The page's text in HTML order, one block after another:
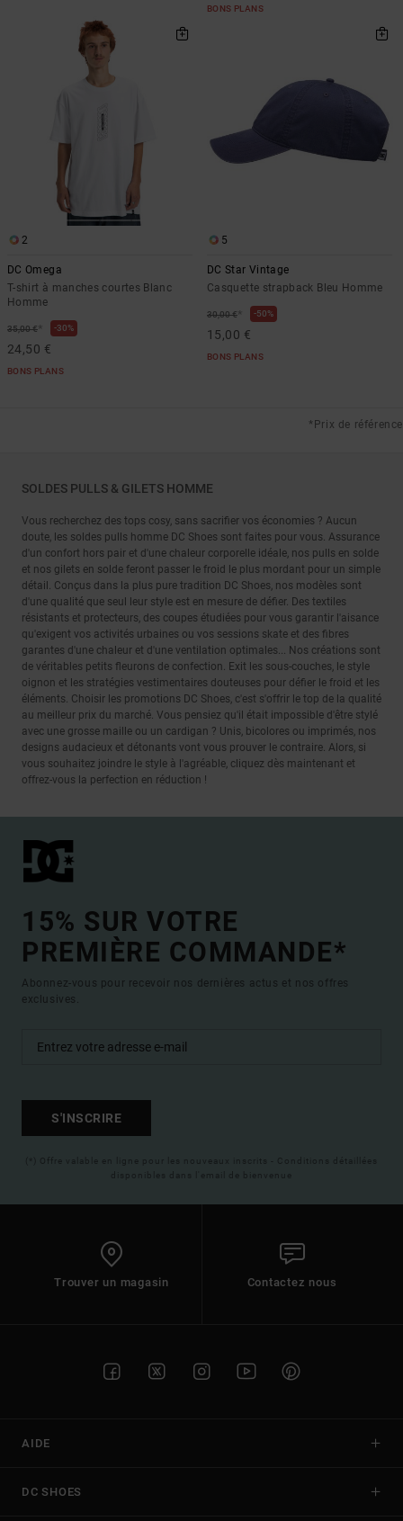
BONS PLANS
2
DC Omega
T-shirt à manches courtes Blanc
Homme
35,00 €* 30%
24,50 €
BONS PLANS
5
DC Star Vintage
Casquette strapback Bleu Homme
30,00 €* 50%
15,00 €
BONS PLANS
*Prix de référence
SOLDES PULLS & GILETS HOMME
Vous recherchez des tops cosy, sans sacrifier vos économies ? Aucun
doute, les soldes pulls homme DC Shoes sont faites pour vous. Assurance
d'un confort hors pair et d'une chaleur corporelle idéale, nos pulls en solde
et nos gilets en solde feront passer le froid le plus mordant pour un simple
détail. Conçus dans la plus pure tradition DC Shoes, nos modèles sont
d'une qualité que seul leur style est en mesure de défier. Des textiles
résistants et protecteurs, des coupes étudiées pour vous garantir l'aisance
qu'exigent vos activités urbaines ou vos sessions skate et des fibres
garantes d'une chaleur et d'une ventilation optimales... Nos créations sont
de véritables petits fleurons de confection. Exit les sous-couches, le style
oignon et les stratégies vestimentaires douteuses pour défier le froid et les
éléments. Choisir les promotions DC Shoes, c'est s'offrir le top de la qualité
au meilleur prix du marché. Vous pensiez qu'il était impossible d'être stylé
avec une grosse maille ou un cardigan ? Unis, bicolores ou imprimés, nos
designs audacieux et détonants vont vous prouver le contraire. Alors, si
vous souhaitez joindre le style à l'agréable, cliquez dès maintenant et
offrez-vous la perfection en réduction !
15% SUR VOTRE
PREMIÈRE COMMANDE*
Abonnez-vous pour recevoir nos dernières actus et nos offres
exclusives.
S'INSCRIRE
(*) Offre valable en ligne pour les nouveaux inscrits - Conditions détaillées
disponibles dans l'email de bienvenue
Trouver un magasin Contactez nous
AIDE
DC SHOES